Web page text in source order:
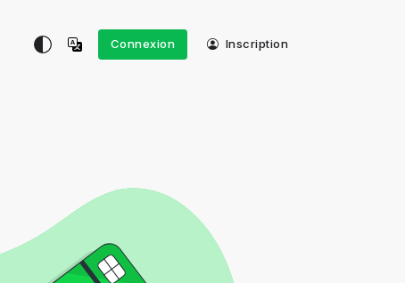
Connexion Inscription